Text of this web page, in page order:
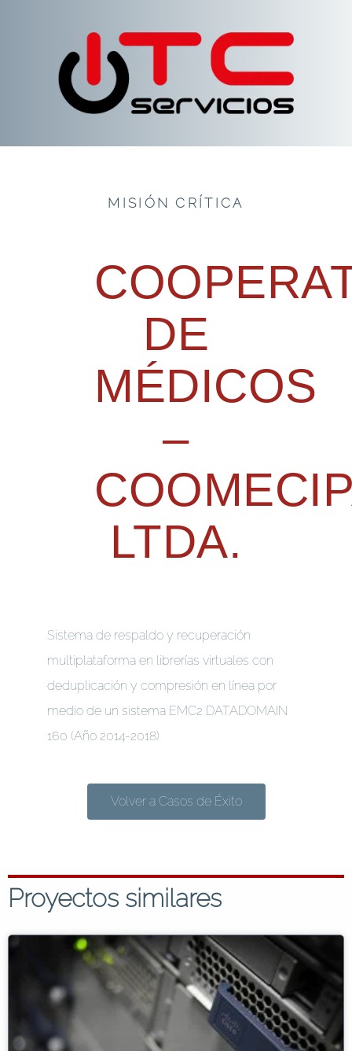
MISIÓN CRÍTICA
DE
MÉDICOS
–
LTDA.
Sistema de respaldo y recuperación
multiplataforma en librerías virtuales con
deduplicación y compresión en línea por
medio de un sistema EMC2 DATADOMAIN
160 (Año 2014-2018)
Volver a Casos de Éxito
Proyectos similares